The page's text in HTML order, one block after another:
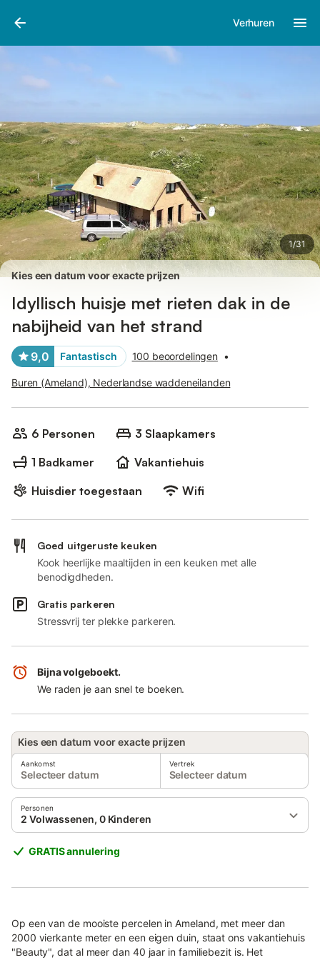
Verhuren
1/31
Afbeeldingen
Kies een datum voor exacte prijzen
Idyllisch huisje met rieten dak in de
nabijheid van het strand
9,0 Fantastisch 100 beoordelingen •
Buren (Ameland), Nederlandse waddeneilanden
6 Personen
3 Slaapkamers
1 Badkamer
Vakantiehuis
Huisdier toegestaan
Wifi
Goed uitgeruste keuken
Kook heerlijke maaltijden in een keuken met alle
benodigdheden.
Gratis parkeren
Stressvrij ter plekke parkeren.
Bijna volgeboekt.
We raden je aan snel te boeken.
Kies een datum voor exacte prijzen
Aankomst
Selecteer datum
Vertrek
Selecteer datum
Personen
2 Volwassenen, 0 Kinderen
GRATIS annulering
Op een van de mooiste percelen in Ameland, met meer dan
2000 vierkante meter en een eigen duin, staat ons vakantiehuis
"Beauty", dat al meer dan 40 jaar in familiebezit is. Het